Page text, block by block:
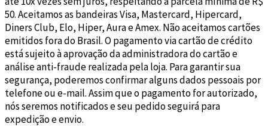
50. Aceitamos as bandeiras Visa, Mastercard, Hipercard,
Diners Club, Elo, Hiper, Aura e Amex. Não aceitamos cartões
emitidos fora do Brasil. O pagamento via cartão de crédito
está sujeito à aprovação da administradora do cartão e
análise anti-fraude realizada pela loja. Para garantir sua
segurança, poderemos confirmar alguns dados pessoais por
telefone ou e-mail. Assim que o pagamento for autorizado,
nós seremos notificados e seu pedido seguirá para
expedição e envio.